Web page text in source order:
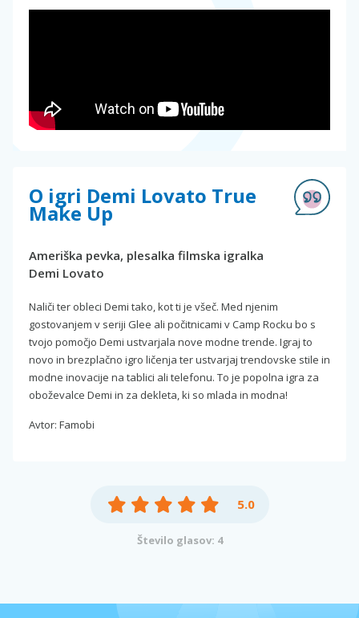
O igri Demi Lovato True
Make Up
Ameriška pevka, plesalka filmska igralka
Demi Lovato
Naliči ter obleci Demi tako, kot ti je všeč. Med njenim
gostovanjem v seriji Glee ali počitnicami v Camp Rocku bo s
tvojo pomočjo Demi ustvarjala nove modne trende. Igraj to
novo in brezplačno igro ličenja ter ustvarjaj trendovske stile in
modne inovacije na tablici ali telefonu. To je popolna igra za
oboževalce Demi in za dekleta, ki so mlada in modna!
Avtor: Famobi
5.0
Število glasov: 4